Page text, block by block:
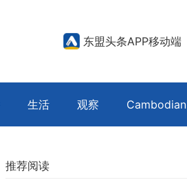
东盟头条APP移动端
生活 观察 Cambodian
推荐阅读